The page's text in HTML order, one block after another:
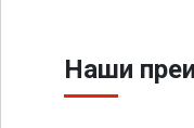
Наши